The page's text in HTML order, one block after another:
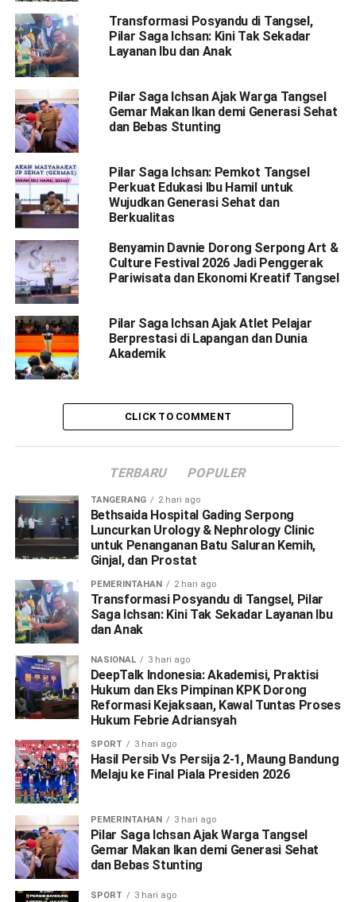
Transformasi Posyandu di Tangsel,
Pilar Saga Ichsan: Kini Tak Sekadar
Layanan Ibu dan Anak
Pilar Saga Ichsan Ajak Warga Tangsel
Gemar Makan Ikan demi Generasi Sehat
dan Bebas Stunting
Pilar Saga Ichsan: Pemkot Tangsel
Perkuat Edukasi Ibu Hamil untuk
Wujudkan Generasi Sehat dan
Berkualitas
Benyamin Davnie Dorong Serpong Art &
Culture Festival 2026 Jadi Penggerak
Pariwisata dan Ekonomi Kreatif Tangsel
Pilar Saga Ichsan Ajak Atlet Pelajar
Berprestasi di Lapangan dan Dunia
Akademik
CLICK TO COMMENT
TERBARU POPULER
TANGERANG 2 hari ago
Bethsaida Hospital Gading Serpong
Luncurkan Urology & Nephrology Clinic
untuk Penanganan Batu Saluran Kemih,
Ginjal, dan Prostat
PEMERINTAHAN 2 hari ago
Transformasi Posyandu di Tangsel, Pilar
Saga Ichsan: Kini Tak Sekadar Layanan Ibu
dan Anak
NASIONAL 3 hari ago
DeepTalk Indonesia: Akademisi, Praktisi
Hukum dan Eks Pimpinan KPK Dorong
Reformasi Kejaksaan, Kawal Tuntas Proses
Hukum Febrie Adriansyah
SPORT 3 hari ago
Hasil Persib Vs Persija 2-1, Maung Bandung
Melaju ke Final Piala Presiden 2026
PEMERINTAHAN 3 hari ago
Pilar Saga Ichsan Ajak Warga Tangsel
Gemar Makan Ikan demi Generasi Sehat
dan Bebas Stunting
SPORT 3 hari ago